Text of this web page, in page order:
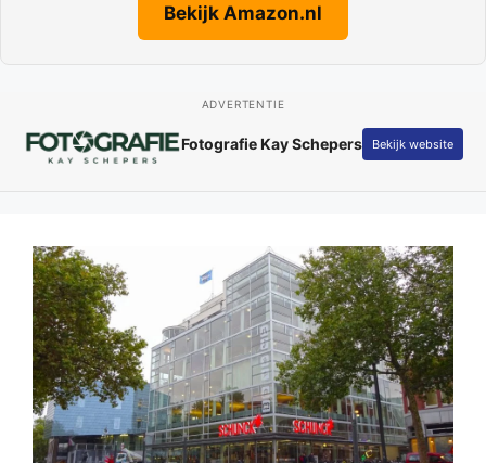
Bekijk Amazon.nl
ADVERTENTIE
Fotografie Kay Schepers Bekijk website